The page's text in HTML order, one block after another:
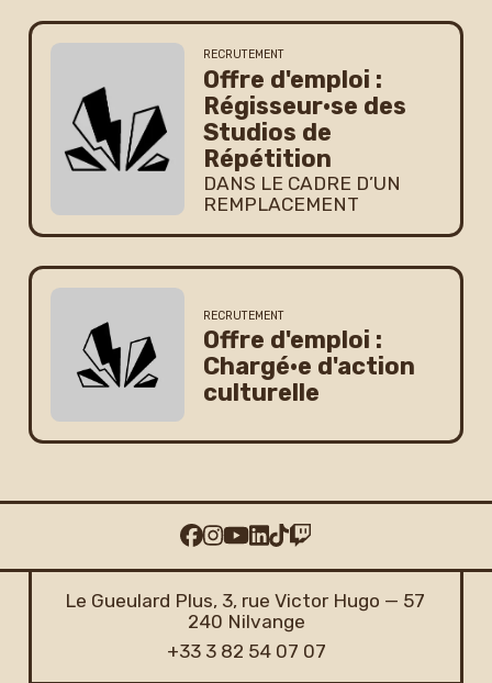
RECRUTEMENT
Offre d'emploi :
Régisseur·se des
Studios de
Répétition
DANS LE CADRE D’UN
REMPLACEMENT
RECRUTEMENT
Offre d'emploi :
Chargé·e d'action
culturelle
Le Gueulard Plus, 3, rue Victor Hugo — 57
240 Nilvange
+33 3 82 54 07 07